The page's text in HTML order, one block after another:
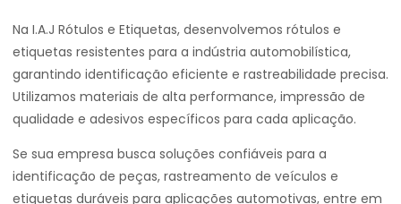
Na I.A.J Rótulos e Etiquetas, desenvolvemos rótulos e
etiquetas resistentes para a indústria automobilística,
garantindo identificação eficiente e rastreabilidade precisa.
Utilizamos materiais de alta performance, impressão de
qualidade e adesivos específicos para cada aplicação.
Se sua empresa busca soluções confiáveis para a
identificação de peças, rastreamento de veículos e
etiquetas duráveis para aplicações automotivas, entre em